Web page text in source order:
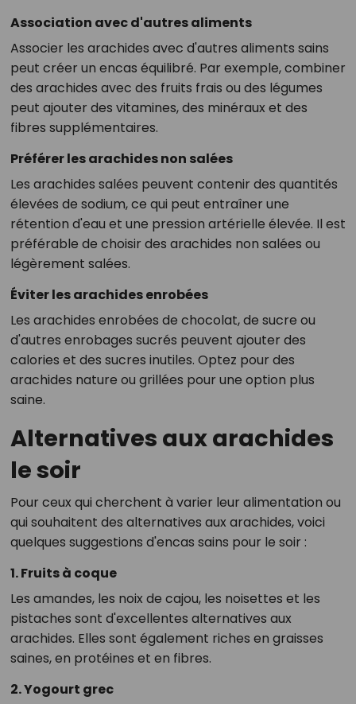
Association avec d'autres aliments
Associer les arachides avec d'autres aliments sains
peut créer un encas équilibré. Par exemple, combiner
des arachides avec des fruits frais ou des légumes
peut ajouter des vitamines, des minéraux et des
fibres supplémentaires.
Préférer les arachides non salées
Les arachides salées peuvent contenir des quantités
élevées de sodium, ce qui peut entraîner une
rétention d'eau et une pression artérielle élevée. Il est
préférable de choisir des arachides non salées ou
légèrement salées.
Éviter les arachides enrobées
Les arachides enrobées de chocolat, de sucre ou
d'autres enrobages sucrés peuvent ajouter des
calories et des sucres inutiles. Optez pour des
arachides nature ou grillées pour une option plus
saine.
Alternatives aux arachides
le soir
Pour ceux qui cherchent à varier leur alimentation ou
qui souhaitent des alternatives aux arachides, voici
quelques suggestions d'encas sains pour le soir :
1. Fruits à coque
Les amandes, les noix de cajou, les noisettes et les
pistaches sont d'excellentes alternatives aux
arachides. Elles sont également riches en graisses
saines, en protéines et en fibres.
2. Yogourt grec